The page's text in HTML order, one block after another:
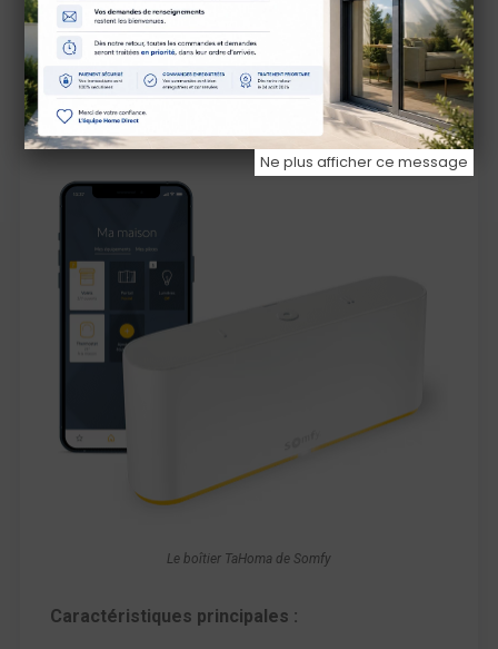
Moteur, panneau solaire et batterie
Le boîtier TaHoma de Somfy
Caractéristiques principales :
Ne plus afficher ce message